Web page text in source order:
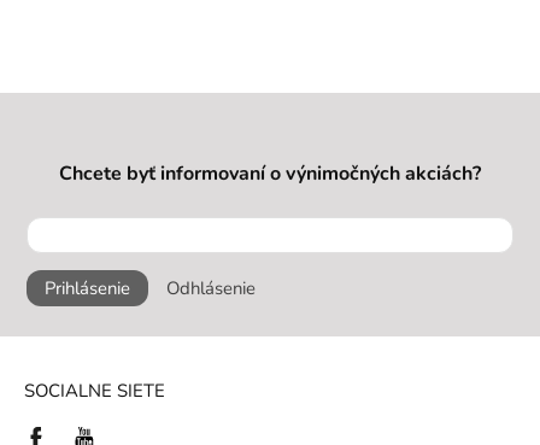
Chcete byť informovaní o výnimočných akciách?
Prihlásenie Odhlásenie
SOCIALNE SIETE